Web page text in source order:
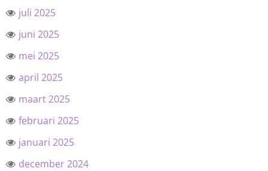
juli 2025
juni 2025
mei 2025
april 2025
maart 2025
februari 2025
januari 2025
december 2024